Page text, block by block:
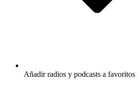
Añadir radios y podcasts a favoritos